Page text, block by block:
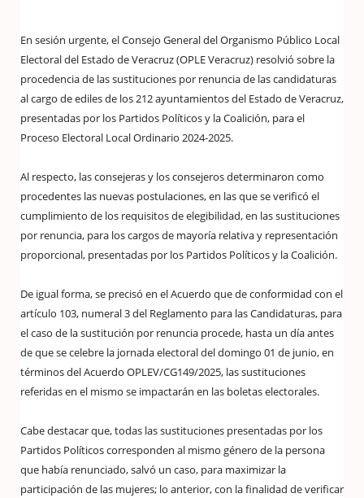
En sesión urgente, el Consejo General del Organismo Público Local
Electoral del Estado de Veracruz (OPLE Veracruz) resolvió sobre la
procedencia de las sustituciones por renuncia de las candidaturas
al cargo de ediles de los 212 ayuntamientos del Estado de Veracruz,
presentadas por los Partidos Políticos y la Coalición, para el
Proceso Electoral Local Ordinario 2024-2025.
Al respecto, las consejeras y los consejeros determinaron como
procedentes las nuevas postulaciones, en las que se verificó el
cumplimiento de los requisitos de elegibilidad, en las sustituciones
por renuncia, para los cargos de mayoría relativa y representación
proporcional, presentadas por los Partidos Políticos y la Coalición.
De igual forma, se precisó en el Acuerdo que de conformidad con el
artículo 103, numeral 3 del Reglamento para las Candidaturas, para
el caso de la sustitución por renuncia procede, hasta un día antes
de que se celebre la jornada electoral del domingo 01 de junio, en
términos del Acuerdo OPLEV/CG149/2025, las sustituciones
referidas en el mismo se impactarán en las boletas electorales.
Cabe destacar que, todas las sustituciones presentadas por los
Partidos Políticos corresponden al mismo género de la persona
que había renunciado, salvó un caso, para maximizar la
participación de las mujeres; lo anterior, con la finalidad de verificar